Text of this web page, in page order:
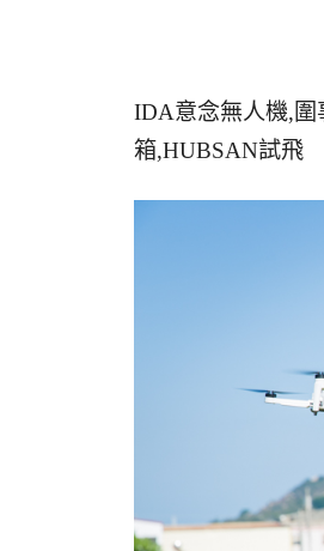
IDA意念無人機,圍
箱,HUBSAN試飛